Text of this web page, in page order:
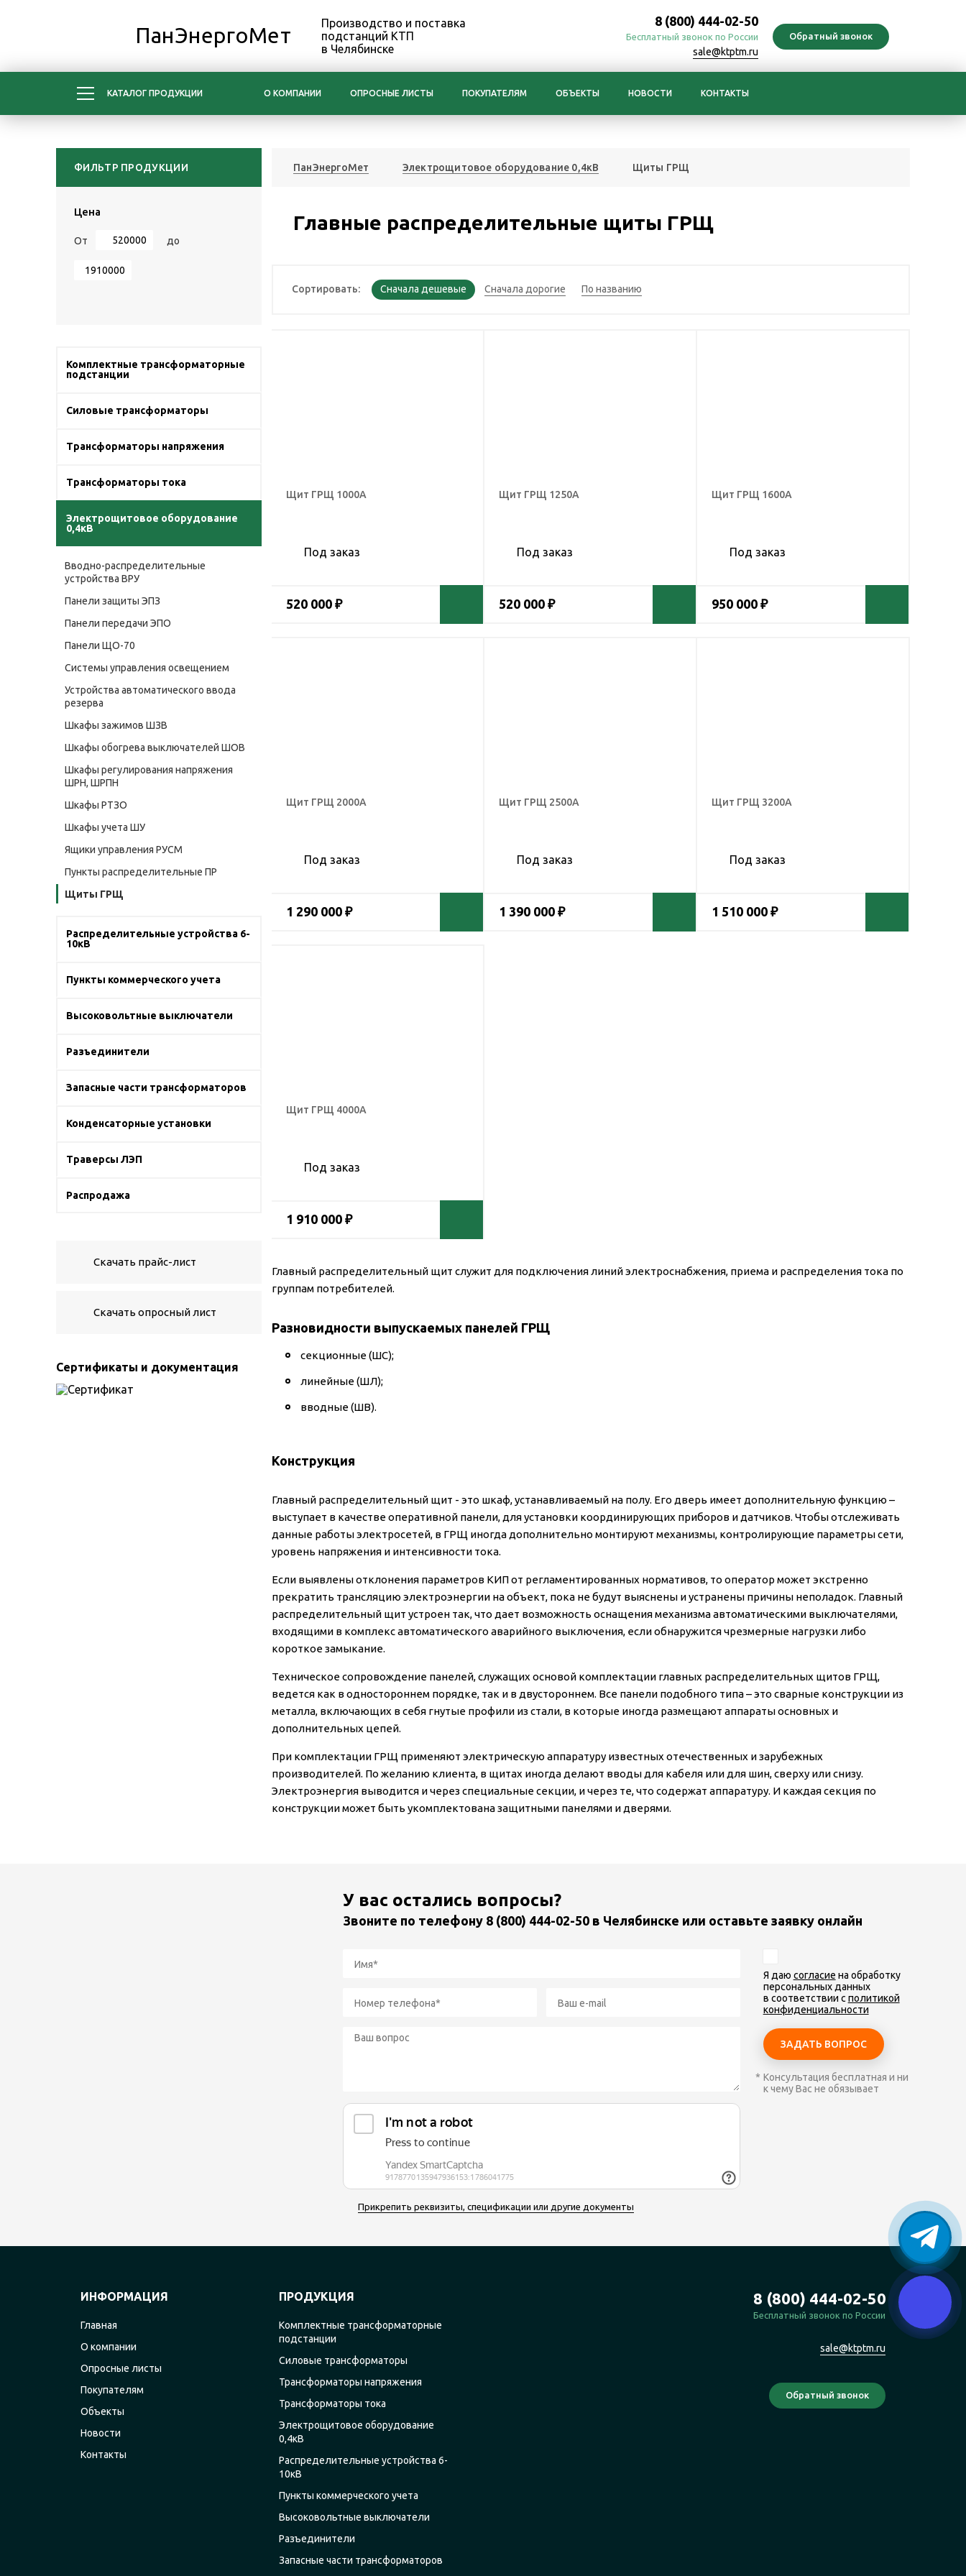
ПанЭнергоМет
Производство и поставка
подстанций КТП
в Челябинске
8 (800) 444-02-50
Бесплатный звонок по России
sale@ktptm.ru
КАТАЛОГ ПРОДУКЦИИ О КОМПАНИИ ОПРОСНЫЕ ЛИСТЫ ПОКУПАТЕЛЯМ ОБЪЕКТЫ НОВОСТИ КОНТАКТЫ
ФИЛЬТР ПРОДУКЦИИ
Цена
От до
Комплектные трансформаторные
подстанции
Силовые трансформаторы
Трансформаторы напряжения
Трансформаторы тока
Электрощитовое оборудование
0,4кВ
Вводно-распределительные
устройства ВРУ
Панели защиты ЭПЗ
Панели передачи ЭПО
Панели ЩО-70
Системы управления освещением
Устройства автоматического ввода
резерва
Шкафы зажимов ШЗВ
Шкафы обогрева выключателей ШОВ
Шкафы регулирования напряжения
ШРН, ШРПН
Шкафы РТЗО
Шкафы учета ШУ
Ящики управления РУСМ
Пункты распределительные ПР
Щиты ГРЩ
Распределительные устройства 6-
10кВ
Пункты коммерческого учета
Высоковольтные выключатели
Разъединители
Запасные части трансформаторов
Конденсаторные установки
Траверсы ЛЭП
Распродажа
Скачать прайс-лист
Скачать опросный лист
Сертификаты и документация
ПанЭнергоМет Электрощитовое оборудование 0,4кВ Щиты ГРЩ
Главные распределительные щиты ГРЩ
Сортировать:
Щит ГРЩ 1000А
Под заказ
520 000 ₽
Щит ГРЩ 1250А
Под заказ
520 000 ₽
Щит ГРЩ 1600А
Под заказ
950 000 ₽
Щит ГРЩ 2000А
Под заказ
1 290 000 ₽
Щит ГРЩ 2500А
Под заказ
1 390 000 ₽
Щит ГРЩ 3200А
Под заказ
1 510 000 ₽
Щит ГРЩ 4000А
Под заказ
1 910 000 ₽
Главный распределительный щит служит для подключения линий электроснабжения, приема и распределения тока по
группам потребителей.
Разновидности выпускаемых панелей ГРЩ
секционные (ШС);
линейные (ШЛ);
вводные (ШВ).
Конструкция
Главный распределительный щит - это шкаф, устанавливаемый на полу. Его дверь имеет дополнительную функцию –
выступает в качестве оперативной панели, для установки координирующих приборов и датчиков. Чтобы отслеживать
данные работы электросетей, в ГРЩ иногда дополнительно монтируют механизмы, контролирующие параметры сети,
уровень напряжения и интенсивности тока.
Если выявлены отклонения параметров КИП от регламентированных нормативов, то оператор может экстренно
прекратить трансляцию электроэнергии на объект, пока не будут выяснены и устранены причины неполадок. Главный
распределительный щит устроен так, что дает возможность оснащения механизма автоматическими выключателями,
входящими в комплекс автоматического аварийного выключения, если обнаружится чрезмерные нагрузки либо
короткое замыкание.
Техническое сопровождение панелей, служащих основой комплектации главных распределительных щитов ГРЩ,
ведется как в одностороннем порядке, так и в двустороннем. Все панели подобного типа – это сварные конструкции из
металла, включающих в себя гнутые профили из стали, в которые иногда размещают аппараты основных и
дополнительных цепей.
При комплектации ГРЩ применяют электрическую аппаратуру известных отечественных и зарубежных
производителей. По желанию клиента, в щитах иногда делают вводы для кабеля или для шин, сверху или снизу.
Электроэнергия выводится и через специальные секции, и через те, что содержат аппаратуру. И каждая секция по
конструкции может быть укомплектована защитными панелями и дверями.
У вас остались вопросы?
Звоните по телефону 8 (800) 444-02-50 в Челябинске или оставьте заявку онлайн
Прикрепить реквизиты, спецификации или другие документы
Я даю согласие на обработку
персональных данных
в соответствии с политикой
конфиденциальности
Консультация бесплатная и ни
к чему Вас не обязывает
8 (800) 444-02-50
Бесплатный звонок по России
sale@ktptm.ru
ИНФОРМАЦИЯ
Главная
О компании
Опросные листы
Покупателям
Объекты
Новости
Контакты
ПРОДУКЦИЯ
Комплектные трансформаторные
подстанции
Силовые трансформаторы
Трансформаторы напряжения
Трансформаторы тока
Электрощитовое оборудование
0,4кВ
Распределительные устройства 6-
10кВ
Пункты коммерческого учета
Высоковольтные выключатели
Разъединители
Запасные части трансформаторов